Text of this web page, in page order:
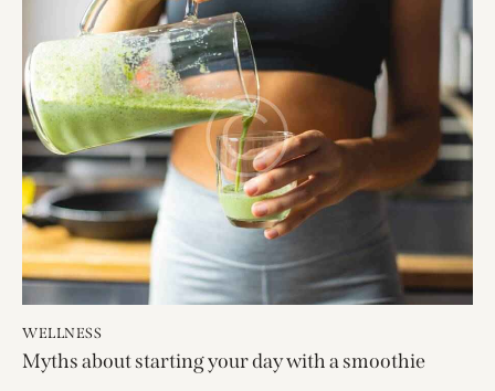
WELLNESS
Myths about starting your day with a smoothie